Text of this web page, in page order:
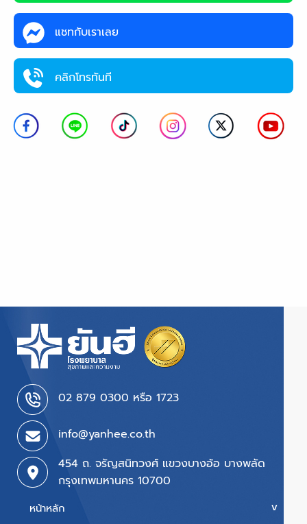
แชทกับเราเลย
คลิกโทรทันที
02 879 0300 หรือ 1723
info@yanhee.co.th
454 ถ. จรัญสนิทวงศ์ แขวงบางอ้อ บางพลัด
กรุงเทพมหานคร 10700
หน้าหลัก